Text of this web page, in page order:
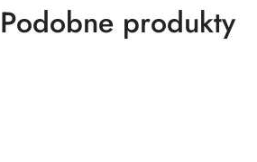
Produkty
Podobne produkty